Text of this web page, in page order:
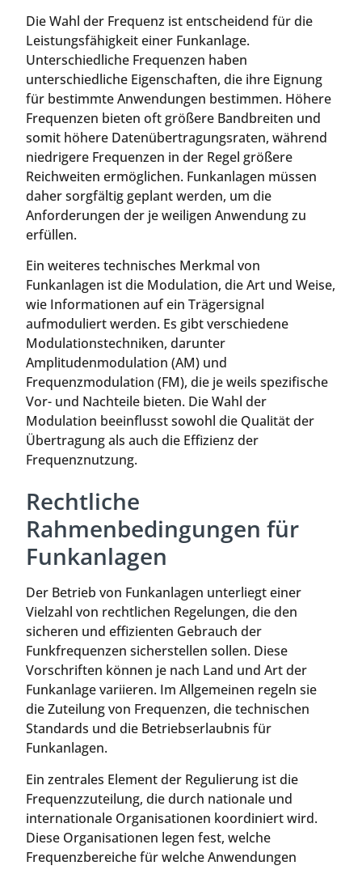
Die Wahl der Frequenz ist entscheidend für die
Leistungsfähigkeit einer Funkanlage.
Unterschiedliche Frequenzen haben
unterschiedliche Eigenschaften, die ihre Eignung
für bestimmte Anwendungen bestimmen. Höhere
Frequenzen bieten oft größere Bandbreiten und
somit höhere Datenübertragungsraten, während
niedrigere Frequenzen in der Regel größere
Reichweiten ermöglichen. Funkanlagen müssen
daher sorgfältig geplant werden, um die
Anforderungen der je weiligen Anwendung zu
erfüllen.
Ein weiteres technisches Merkmal von
Funkanlagen ist die Modulation, die Art und Weise,
wie Informationen auf ein Trägersignal
aufmoduliert werden. Es gibt verschiedene
Modulationstechniken, darunter
Amplitudenmodulation (AM) und
Frequenzmodulation (FM), die je weils spezifische
Vor- und Nachteile bieten. Die Wahl der
Modulation beeinflusst sowohl die Qualität der
Übertragung als auch die Effizienz der
Frequenznutzung.
Rechtliche
Rahmenbedingungen für
Funkanlagen
Der Betrieb von Funkanlagen unterliegt einer
Vielzahl von rechtlichen Regelungen, die den
sicheren und effizienten Gebrauch der
Funkfrequenzen sicherstellen sollen. Diese
Vorschriften können je nach Land und Art der
Funkanlage variieren. Im Allgemeinen regeln sie
die Zuteilung von Frequenzen, die technischen
Standards und die Betriebserlaubnis für
Funkanlagen.
Ein zentrales Element der Regulierung ist die
Frequenzzuteilung, die durch nationale und
internationale Organisationen koordiniert wird.
Diese Organisationen legen fest, welche
Frequenzbereiche für welche Anwendungen